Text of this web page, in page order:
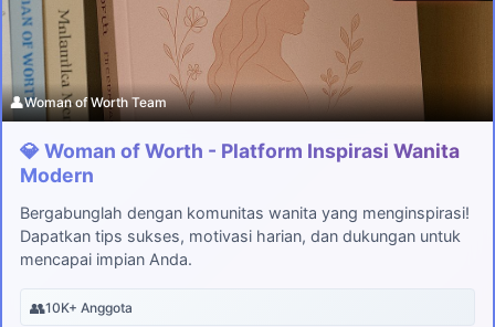
👤Woman of Worth Team
💎 Woman of Worth - Platform Inspirasi Wanita
Modern
Bergabunglah dengan komunitas wanita yang menginspirasi!
Dapatkan tips sukses, motivasi harian, dan dukungan untuk
mencapai impian Anda.
👥10K+ Anggota